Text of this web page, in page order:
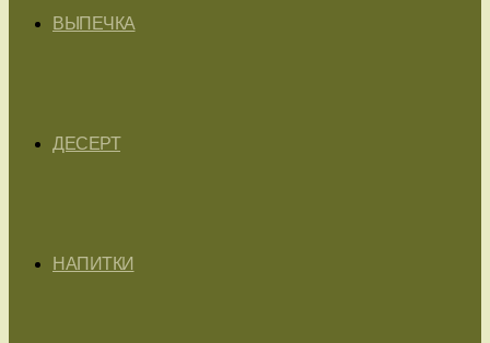
ВЫПЕЧКА
ДЕСЕРТ
НАПИТКИ